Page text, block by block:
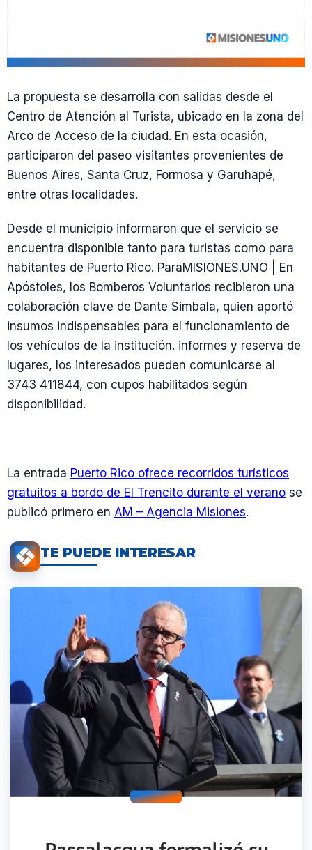
La propuesta se desarrolla con salidas desde el
Centro de Atención al Turista, ubicado en la zona del
Arco de Acceso de la ciudad. En esta ocasión,
participaron del paseo visitantes provenientes de
Buenos Aires, Santa Cruz, Formosa y Garuhapé,
entre otras localidades.
Desde el municipio informaron que el servicio se
encuentra disponible tanto para turistas como para
habitantes de Puerto Rico. ParaMISIONES.UNO | En
Apóstoles, los Bomberos Voluntarios recibieron una
colaboración clave de Dante Simbala, quien aportó
insumos indispensables para el funcionamiento de
los vehículos de la institución. informes y reserva de
lugares, los interesados pueden comunicarse al
3743 411844, con cupos habilitados según
disponibilidad.
La entrada Puerto Rico ofrece recorridos turísticos
gratuitos a bordo de El Trencito durante el verano se
publicó primero en AM – Agencia Misiones.
TE PUEDE INTERESAR